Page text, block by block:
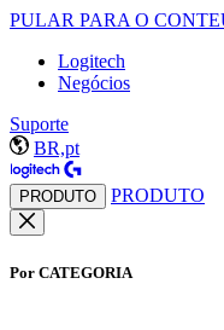
PULAR PARA O
Logitech
Negócios
Suporte
BR,pt
PRODUTO PRODUTO
Por CATEGORIA